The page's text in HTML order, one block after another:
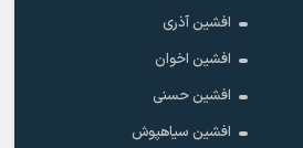
افشین آذری
افشین اخوان
افشین حسنی
افشین سیاهپوش